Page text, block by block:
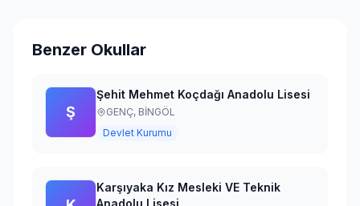
Benzer Okullar
Ş
Şehit Mehmet Koçdağı Anadolu Lisesi
GENÇ, BİNGÖL
Devlet Kurumu
Karşıyaka Kız Mesleki VE Teknik
Anadolu Lisesi